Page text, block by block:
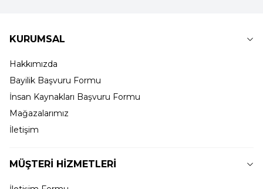
KURUMSAL
Hakkımızda
Bayilik Başvuru Formu
İnsan Kaynakları Başvuru Formu
Mağazalarımız
İletişim
MÜŞTERİ HİZMETLERİ